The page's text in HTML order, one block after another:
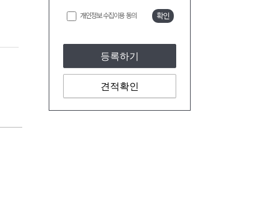
개인정보 수집이용 동의 확인
등록하기
견적확인